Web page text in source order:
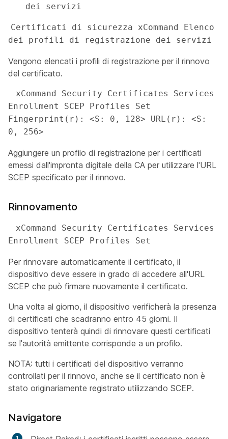
dei servizi
Certificati di sicurezza xCommand Elenco
dei profili di registrazione dei servizi
Vengono elencati i profili di registrazione per il rinnovo
del certificato.
Enrollment SCEP Profiles Set
Fingerprint(r): <S: 0, 128> URL(r): <S:
0, 256>
Aggiungere un profilo di registrazione per i certificati
emessi dall'impronta digitale della CA per utilizzare l'URL
SCEP specificato per il rinnovo.
Rinnovamento
Enrollment SCEP Profiles Set
Per rinnovare automaticamente il certificato, il
dispositivo deve essere in grado di accedere all'URL
SCEP che può firmare nuovamente il certificato.
Una volta al giorno, il dispositivo verificherà la presenza
di certificati che scadranno entro 45 giorni. Il
dispositivo tenterà quindi di rinnovare questi certificati
se l'autorità emittente corrisponde a un profilo.
NOTA: tutti i certificati del dispositivo verranno
controllati per il rinnovo, anche se il certificato non è
stato originariamente registrato utilizzando SCEP.
Navigatore